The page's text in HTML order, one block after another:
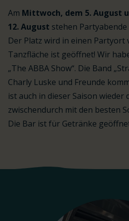
Am Mittwoch, dem 5. August
12. August stehen
Der Platz wird in einen Partyort
Tanzfläche ist geöffnet! Wir
„The ABBA Show“. Die Band
Charly Luske und Freunde
ist auch in dieser Saison wieder
zwischendurch mit den besten
Die Bar ist für Getränke